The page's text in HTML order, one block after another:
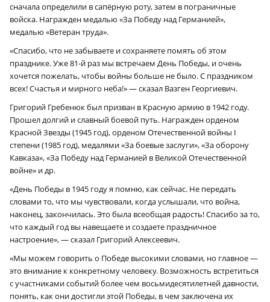
сначала определили в сапёрную роту, затем в пограничные
войска. Награжден медалью «За Победу над Германией»,
медалью «Ветеран труда».
«Спасибо, что не забываете и сохраняете помять об этом
празднике. Уже 81‑й раз мы встречаем День Победы, и очень
хочется пожелать, чтобы войны больше не было. С праздником
всех! Счастья и мирного неба!» — сказал Вазген Георгиевич.
Григорий Гребенюк был призван в Красную армию в 1942 году.
Прошел долгий и славный боевой путь. Награжден орденом
Красной Звезды (1945 год), орденом Отечественной войны I
степени (1985 год), медалями «За боевые заслуги», «За оборону
Кавказа», «За Победу над Германией в Великой Отечественной
войне» и др.
«День Победы в 1945 году я помню, как сейчас. Не передать
словами то, что мы чувствовали, когда услышали, что война,
наконец, закончилась. Это была всеобщая радость! Спасибо за то,
что каждый год вы навещаете и создаете праздничное
настроение», — сказал Григорий Алексеевич.
«Мы можем говорить о Победе высокими словами, но главное —
это внимание к конкретному человеку. Возможность встретиться
с участниками событий более чем восьмидесятилетней давности,
понять, как они достигли этой Победы, в чем заключена их